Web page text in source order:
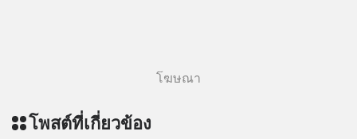
ผ่าน Line OA ด.ดล Blog คลิกเลย -->
สนับสนุนโดย 📣
โฆษณา
โพสต์ที่เกี่ยวข้อง